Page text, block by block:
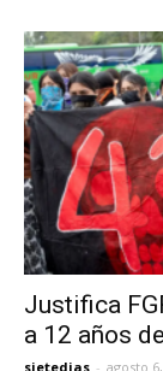
Justifica
a 12 años
sietedias - agosto